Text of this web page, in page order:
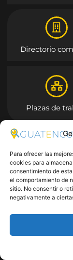
Para ofrecer las
cookies para
consentimiento de
el comportamiento de
sitio. No consentir o
negativamente a
Directorio
Plazas de